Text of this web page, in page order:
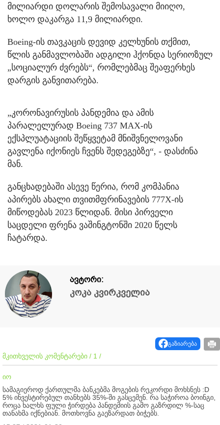
მილიარდი დოლარის შემოსავალი მიიღო,
ხოლო დაკარგა 11,9 მილიარდი.
Boeing-ის თავკაცის დევიდ კელხუნის თქმით,
წლის განმავლობაში ადგილი ჰქონდა სერიოზულ
„სოციალურ ძვრებს“, რომლებმაც შეაფერხეს
დარგის განვითარება.
„კორონავირუსის პანდემია და ამის
პარალელურად Boeing 737 MAX-ის
ექსპლუატაციის შეწყვეტამ მნიშვნელოვანი
გავლენა იქონიეს ჩვენს შედეგებზე“, - დასძინა
მან.
განცხადებაში ასევე წერია, რომ კომპანია
აპირებს ახალი თვითმფრინავების 777X-ის
მიწოდებას 2023 წლიდან. მისი პირველი
საცდელი ფრენა ვაშინგტონში 2020 წელს
ჩატარდა.
ავტორი:
კოკა კვირკველია
გაზიარება
მკითხველის კომენტარები / 1 /
იო
სამაგიეროდ ქართულმა ბანკებმა მოგების რეკორდი მოხსნეს :D
5% ინვესტირებულ თანხებს 35%-ში გასცემენ. რა საჭიროა ბოინგი,
როცა ხალხს ფული ჭირდება პანდემიის გამო გაზრდილ %-საც
თანახმა იქნებიან. მოთხოვნა გაეზარდათ ბიჭებს.